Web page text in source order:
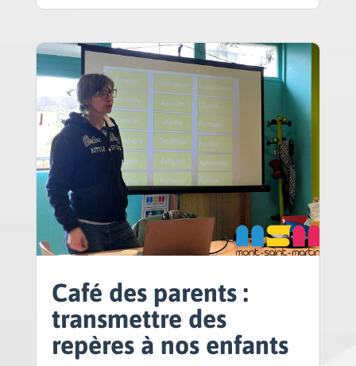
Café des parents :
transmettre des
repères à nos enfants